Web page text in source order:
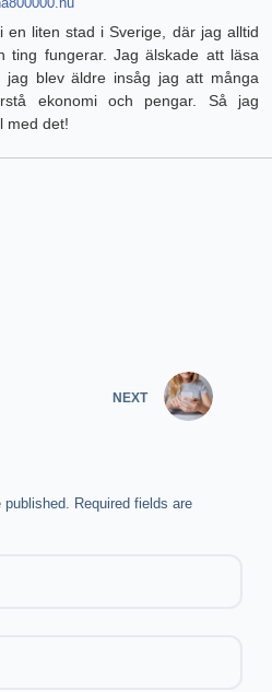
en liten stad i Sverige, där jag alltid
ting fungerar. Jag älskade att läsa
blev äldre insåg jag att många
ekonomi och pengar. Så jag
med det!
NEXT
published. Required fields are